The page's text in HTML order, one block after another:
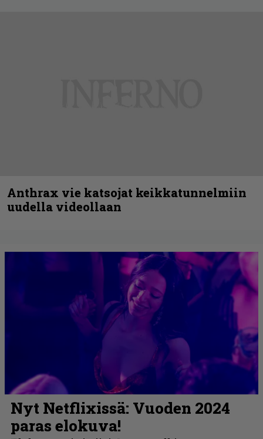
Anthrax vie katsojat keikkatunnelmiin
uudella videollaan